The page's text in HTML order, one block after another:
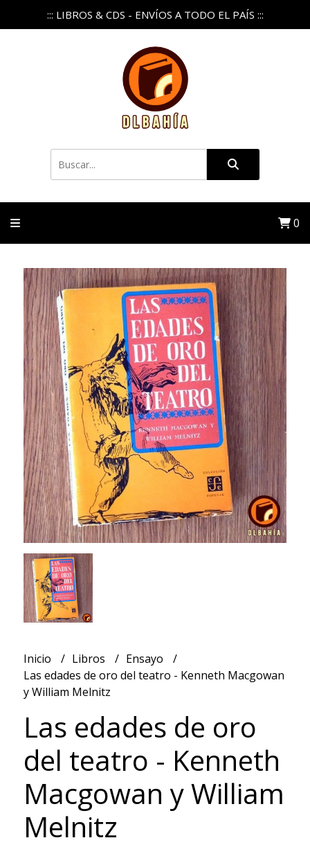
::: LIBROS & CDS - ENVÍOS A TODO EL PAÍS :::
0
Inicio Libros
Ensayo
Las edades de oro del teatro - Kenneth Macgowan
y William Melnitz
Las edades de oro
del teatro - Kenneth
Macgowan y William
Melnitz